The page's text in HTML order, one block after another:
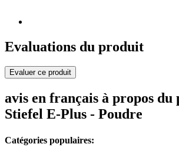
Evaluations du produit
Evaluer ce produit
avis en français à propos
Stiefel E-Plus - Poudre
Catégories populaires: